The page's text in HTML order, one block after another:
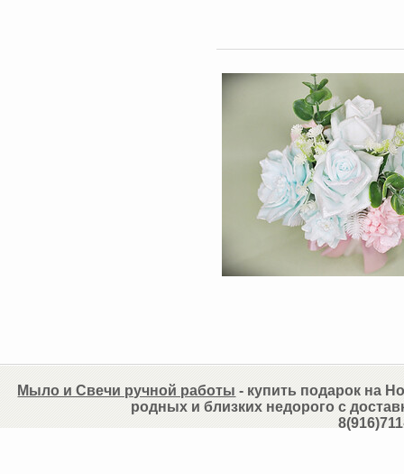
Мыло и Свечи ручной работы - купить подарок на
родных и близких недорого с